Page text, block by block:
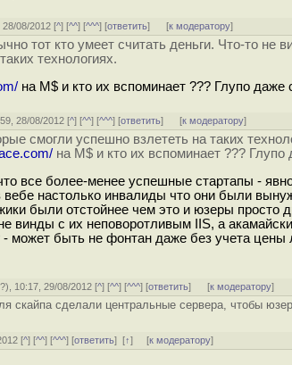
28/08/2012 [^] [^^] [^^^] [ответить] [к модератору]
тот кто умеет считать деньги. Что-то не
технологиях.
на M$ и кто их вспоминает ??? Глупо
28/08/2012 [^] [^^] [^^^] [ответить] [к модератору]
смогли успешно взлететь на таких
на M$ и кто их вспоминает ???
все более-менее успешные стартапы -
вебе настолько инвалиды что они были
были отстойнее чем это и юзеры просто
винды с их неповоротливым IIS, а
- может быть не фонтан даже без учета
), 10:17, 29/08/2012 [^] [^^] [^^^] [ответить] [к модератору]
скайпа сделали центральные сервера, чтобы
[^] [^^] [^^^] [ответить][↑] [к модератору]